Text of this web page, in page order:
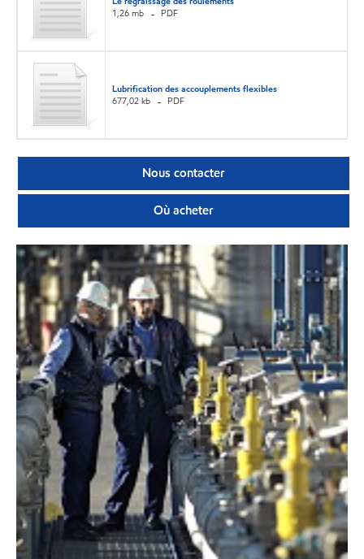
1,26 mb
PDF
Lubrification des accouplements flexibles
677,02 kb
PDF
Nous contacter
Où acheter